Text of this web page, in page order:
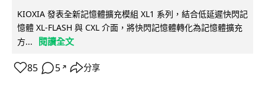
KIOXIA 發表全新記憶體擴充模組 XL1 系列，結合低延遲快閃記
憶體 XL-FLASH 與 CXL 介面，將快閃記憶體轉化為記憶體擴充
方...
閱讀全文
85 5 ↗ 分享